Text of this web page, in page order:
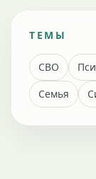
ТЕМЫ
СВО
Семья